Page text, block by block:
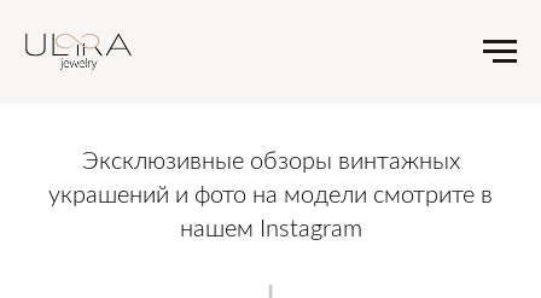
Эксклюзивные обзоры винтажных
украшений и фото на модели смотрите в
нашем Instagram